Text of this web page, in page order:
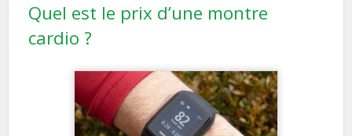
Quel est le prix d’une montre
cardio ?